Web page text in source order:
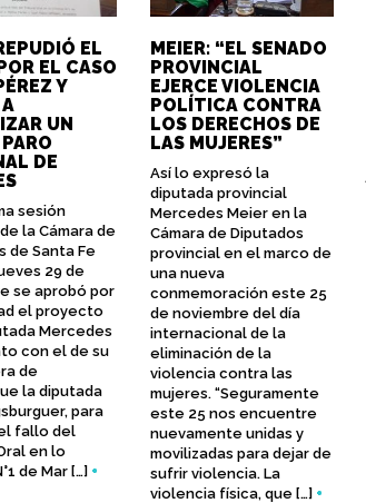
EL
EL CASO
Y
UN
DE
sesión
la Cámara de
de Santa Fe
29 de
se aprobó por
el proyecto
Mercedes
con el de su
de
la diputada
para
fallo del
en lo
de Mar […] +
MEIER: “EL SENADO
PROVINCIAL
EJERCE VIOLENCIA
POLÍTICA CONTRA
LOS DERECHOS DE
LAS MUJERES”
Así lo expresó la
diputada provincial
Mercedes Meier en la
Cámara de Diputados
provincial en el marco de
una nueva
conmemoración este 25
de noviembre del día
internacional de la
eliminación de la
violencia contra las
mujeres. “Seguramente
este 25 nos encuentre
nuevamente unidas y
movilizadas para dejar de
sufrir violencia. La
violencia física, que […] +